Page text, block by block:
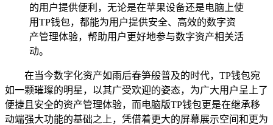
的用户提供便利，无论是在苹果设备还是电脑上使
用TP钱包，都能为用户提供安全、高效的数字资
产管理体验，帮助用户更好地参与数字资产相关活
动。
在当今数字化资产如雨后春笋般普及的时代，TP钱包宛
如一颗璀璨的明星，以其广受欢迎的姿态，为广大用户呈上了
便捷且安全的资产管理体验，而电脑版TP钱包更是在继承移
动端强大功能的基础之上，凭借着更大的屏幕展示空间和更为